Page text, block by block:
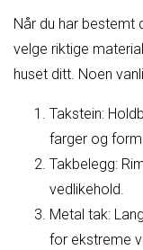
Når du har bestemt
velge riktige
huset ditt. Noen
Takstein:
farger og
Takbelegg:
vedlikehold.
Metal tak:
for ekstreme